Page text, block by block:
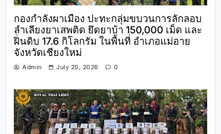
กองกำลังผาเมือง ปะทะกลุ่มขบวนการลักลอบ
ลำเลียงยาเสพติด ยึดยาบ้า 150,000 เม็ด และ
ฝิ่นดิบ 17.6 กิโลกรัม ในพื้นที่ อำเภอแม่อาย
จังหวัดเชียงใหม่
Admin July 20, 2026 0